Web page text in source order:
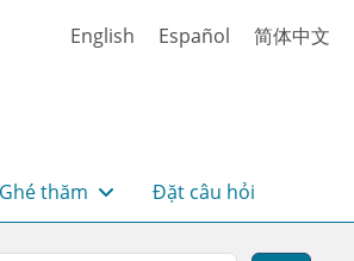
English Español 简体中文
Ghé thăm Đặt câu hỏi